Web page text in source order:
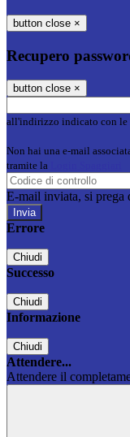
button close ×
Recupero
button close ×
all'indirizzo indicato con le
Non hai una e-mail
tramite la
E-mail inviata, si prega
Errore
Chiudi
Successo
Chiudi
Informazione
Chiudi
Attendere...
Attendere il